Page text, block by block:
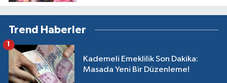
doymuyor
Trend Haberler
Kademeli Emeklilik Son Dakika:
Masada Yeni Bir Düzenleme!
1